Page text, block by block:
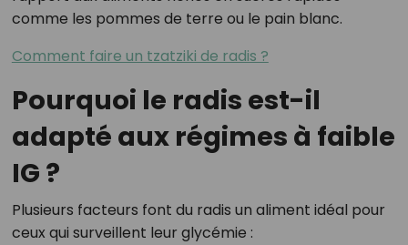
comme les pommes de terre ou le pain blanc.
Comment faire un tzatziki de radis ?
Pourquoi le radis est-il
adapté aux régimes à faible
IG ?
Plusieurs facteurs font du radis un aliment idéal pour
ceux qui surveillent leur glycémie :